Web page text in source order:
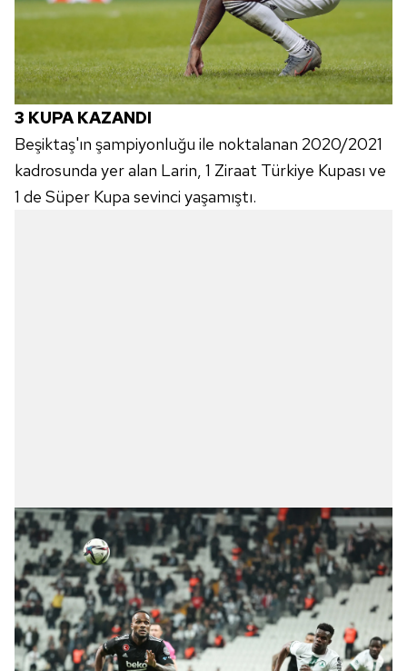
almak için lütfentıklayınız
3 KUPA KAZANDI
Beşiktaş'ın şampiyonluğu ile noktalanan 2020/2021
kadrosunda yer alan Larin, 1 Ziraat Türkiye Kupası ve
1 de Süper Kupa sevinci yaşamıştı.